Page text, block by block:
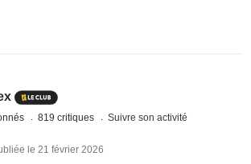
819 critiques Suivre son activité
le 21 février 2026